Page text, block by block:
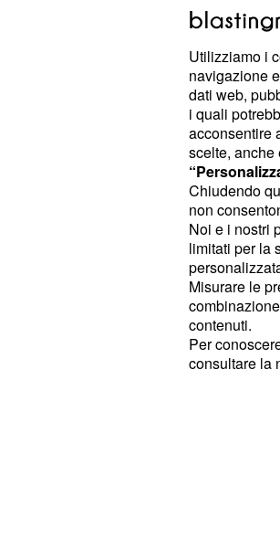
Mathieu Van
Strava. Quello
che ha
olandese
emerge una
Van der Poel ha
complessiva
chilometri. La
un massimo di
impressionante
di potenza,
Utilizziamo i
navigazione
dati web,
i quali
acconsentire
scelte, anche
Chiudendo
non
Noi e i nostri
limitati per la
Misurare le
contenuti.
Per
consultare la